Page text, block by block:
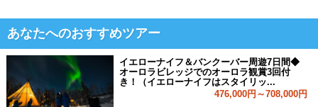
あなたへのおすすめツアー
イエローナイフ＆バンクーバー周遊7日間◆
オーロラビレッジでのオーロラ観賞3回付
き！（イエローナイフはスタイリッ...
476,000円～708,000円